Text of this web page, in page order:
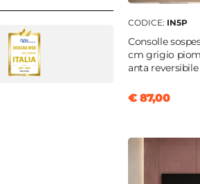
CODICE: IN5P
Consolle
cm grigio
anta reversibile
€ 87,00